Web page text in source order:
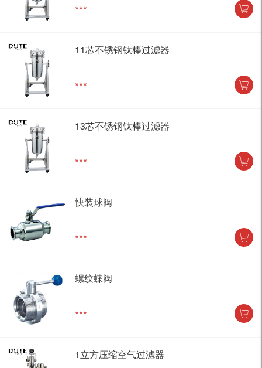
***
11芯不锈钢钛棒过滤器
***
13芯不锈钢钛棒过滤器
***
快装球阀
***
螺纹蝶阀
***
1立方压缩空气过滤器